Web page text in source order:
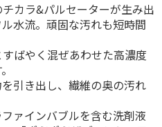
カラ&パルセーターが生み出
水流。頑固な汚れも短時間
ばやく混ぜあわせた高濃度
引き出し、繊維の奥の汚れ
ァインバブルを含む洗剤液